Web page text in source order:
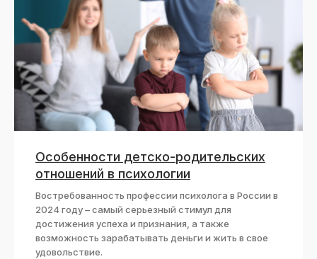
Особенности детско-родительских
отношений в психологии
Востребованность профессии психолога в России в
2024 году – самый серьезный стимул для
достижения успеха и признания, а также
возможность зарабатывать деньги и жить в свое
удовольствие.
115114, РОССИЯ, МОСКВА, ДЕРБЕНЕВСКАЯ
НАБЕРЕЖНАЯ 11Б
© 2026. Все права защищены. ООО ИПО -
8 (804) 700-53-38
Лицензия на образовательную
деятельность №Л035-01298-77/ 00180430
Программы
профпереподготовки
Блог